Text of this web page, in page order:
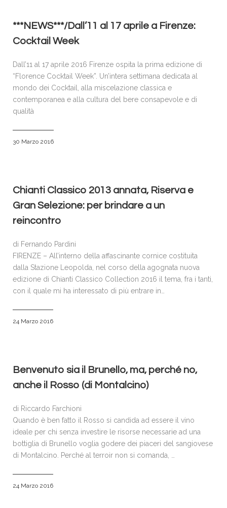
***NEWS***/Dall’11 al 17 aprile a Firenze:
Cocktail Week
Dall’11 al 17 aprile 2016 Firenze ospita la prima edizione di
“Florence Cocktail Week”. Un’intera settimana dedicata al
mondo dei Cocktail, alla miscelazione classica e
contemporanea e alla cultura del bere consapevole e di
qualità
30 Marzo 2016
Chianti Classico 2013 annata, Riserva e
Gran Selezione: per brindare a un
reincontro
di Fernando Pardini
FIRENZE – All’interno della affascinante cornice costituita
dalla Stazione Leopolda, nel corso della agognata nuova
edizione di Chianti Classico Collection 2016 il tema, fra i tanti,
con il quale mi ha interessato di più entrare in…
24 Marzo 2016
Benvenuto sia il Brunello, ma, perché no,
anche il Rosso (di Montalcino)
di Riccardo Farchioni
Quando è ben fatto il Rosso si candida ad essere il vino
ideale per chi senza investire le risorse necessarie ad una
bottiglia di Brunello voglia godere dei piaceri del sangiovese
di Montalcino. Perché al terroir non si comanda, …
24 Marzo 2016